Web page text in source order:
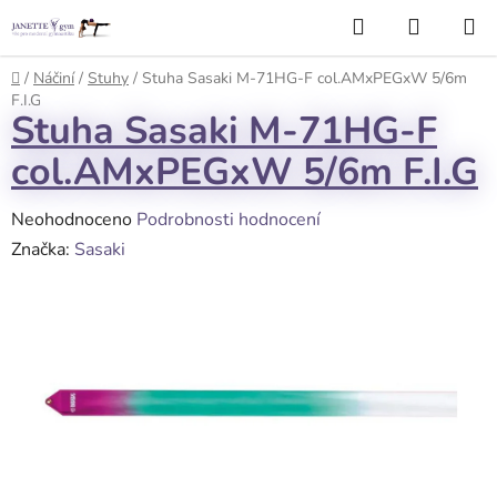
na
obsah
Hledat
KOŠÍK
Domů
/ Náčiní / Stuhy / Stuha Sasaki M-71HG-F col.AMxPEGxW 5/6m
F.I.G
Stuha Sasaki M-71HG-F
col.AMxPEGxW 5/6m F.I.G
Průměrné
hodnocení
Neohodnoceno Podrobnosti hodnocení
Značka: Sasaki